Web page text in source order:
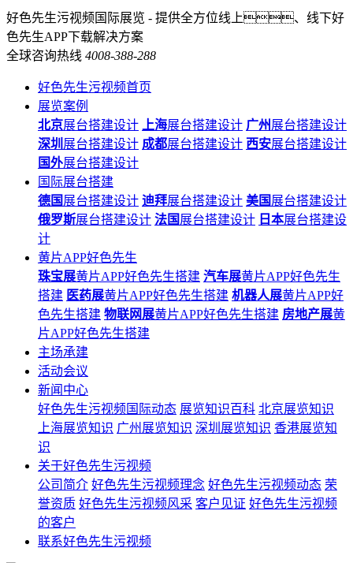
好色先生污视频国际展览 - 提供全方位线上、线下好
色先生APP下载解决方案
全球咨询热线 4008-388-288
好色先生污视频首页
展览案例
北京展台搭建设计 上海展台搭建设计 广州展台搭建设计
深圳 展台搭建设计 成都展台搭建设计 西安展台搭建设计
国外展台搭建设计
国际展台搭建
德国 展台搭建设计 迪拜展台搭建设计 美国 展台搭建设计
俄罗斯展台搭建设计 法国 展台搭建设计 日本展台搭建设
计
黄片APP好色先生
珠宝展黄片APP好色先生搭建 汽车展黄片APP好色先生
搭建 医药展黄片APP好色先生搭建 机器人展黄片APP好
色先生搭建 物联网展黄片APP好色先生搭建 房地产展黄
片APP好色先生搭建
主场承建
活动会议
新闻中心
好色先生污视频国际动态 展览知识百科 北京展览知识
上海展览知识 广州展览知识 深圳展览知识 香港展览知
识
关于好色先生污视频
公司简介 好色先生污视频理念 好色先生污视频动态 荣
誉资质 好色先生污视频风采 客户见证 好色先生污视频
的客户
联系好色先生污视频